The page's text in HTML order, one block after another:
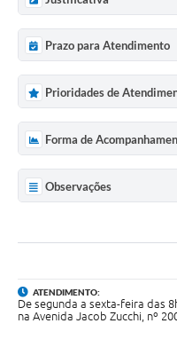
Prazo para Atendimento
Prioridades de
Forma de
Observações
ATENDIMENTO:
De segunda a sexta-feira das
na Avenida Jacob Zucchi, nº